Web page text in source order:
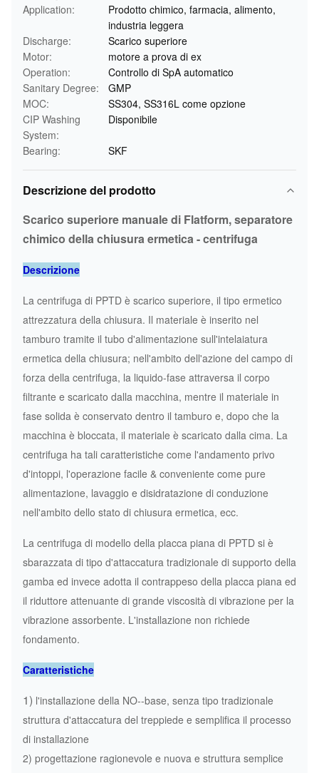
Application:
Prodotto chimico, farmacia, alimento,
industria leggera
Discharge:
Scarico superiore
Motor:
motore a prova di ex
Operation:
Controllo di SpA automatico
Sanitary Degree:
GMP
MOC:
SS304, SS316L come opzione
CIP Washing
System:
Disponibile
Bearing: SKF
Descrizione del prodotto
Scarico superiore manuale di Flatform, separatore
chimico della chiusura ermetica - centrifuga
Descrizione
La centrifuga di PPTD è scarico superiore, il tipo ermetico
attrezzatura della chiusura. Il materiale è inserito nel
tamburo tramite il tubo d'alimentazione sull'intelaiatura
ermetica della chiusura; nell'ambito dell'azione del campo di
forza della centrifuga, la liquido-fase attraversa il corpo
filtrante e scaricato dalla macchina, mentre il materiale in
fase solida è conservato dentro il tamburo e, dopo che la
macchina è bloccata, il materiale è scaricato dalla cima. La
centrifuga ha tali caratteristiche come l'andamento privo
d'intoppi, l'operazione facile & conveniente come pure
alimentazione, lavaggio e disidratazione di conduzione
nell'ambito dello stato di chiusura ermetica, ecc.
La centrifuga di modello della placca piana di PPTD si è
sbarazzata di tipo d'attaccatura tradizionale di supporto della
gamba ed invece adotta il contrappeso della placca piana ed
il riduttore attenuante di grande viscosità di vibrazione per la
vibrazione assorbente. L'installazione non richiede
fondamento.
Caratteristiche
1) l'installazione della NO--base, senza tipo tradizionale
struttura d'attaccatura del treppiede e semplifica il processo
di installazione
2) progettazione ragionevole e nuova e struttura semplice